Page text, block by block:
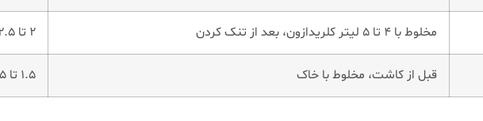
مخلوط با ۴ تا ۵ لیتر کلریدازون، بعد از تنک کردن ۲ تا ۲.۵ لیتر در هکتار
قبل از کاشت، مخلوط با خاک ۱.۵ تا ۲.۵ لیتر در هکتار